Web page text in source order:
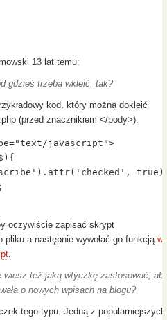
13 lat temu:
gdzieś trzeba wkleić, tak?
kod, który można dokleić
(przed znacznikiem </body>):
javascript">
oczywiście zapisać skrypt
pliku a następnie wywołać go funkcją
.
wiesz też jaką wtyczkę zastosować,
o nowych wpisach na blogu?
tego typu. Jedną z popularniejszych